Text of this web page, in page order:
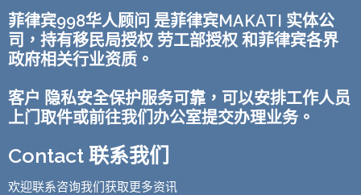
菲律宾998华人顾问 是菲律宾MAKATI 实体公
司，持有移民局授权 劳工部授权 和菲律宾各界
政府相关行业资质。
客户 隐私安全保护服务可靠，可以安排工作人员
上门取件或前往我们办公室提交办理业务。
Contact 联系我们
欢迎联系咨询我们获取更多资讯